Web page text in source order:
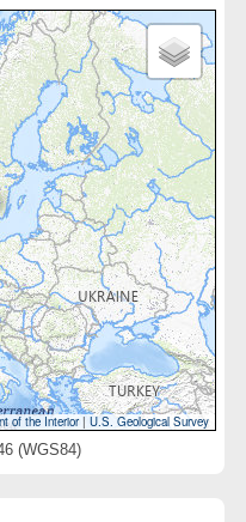
of the Interior|U.S. Geological Survey
(WGS84)